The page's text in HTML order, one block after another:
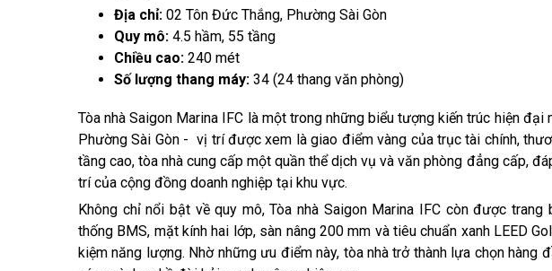
Địa chỉ: 02 Tôn Đức Thắng, Phường Sài Gòn
Quy mô: 4.5 hầm, 55 tầng
Chiều cao: 240 mét
Số lượng thang máy: 34 (24 thang văn phòng)
Tòa nhà Saigon Marina IFC là một trong những biểu tượng kiến trúc hiện
Phường Sài Gòn - vị trí được xem là giao điểm vàng của trục tài chính,
tầng cao, tòa nhà cung cấp một quần thể dịch vụ và văn phòng đẳng cấp,
trí của cộng đồng doanh nghiệp tại khu vực.
Không chỉ nổi bật về quy mô, Tòa nhà Saigon Marina IFC còn được
thống BMS, mặt kính hai lớp, sàn nâng 200 mm và tiêu chuẩn xanh LEED
kiệm năng lượng. Nhờ những ưu điểm này, tòa nhà trở thành lựa chọn hàng